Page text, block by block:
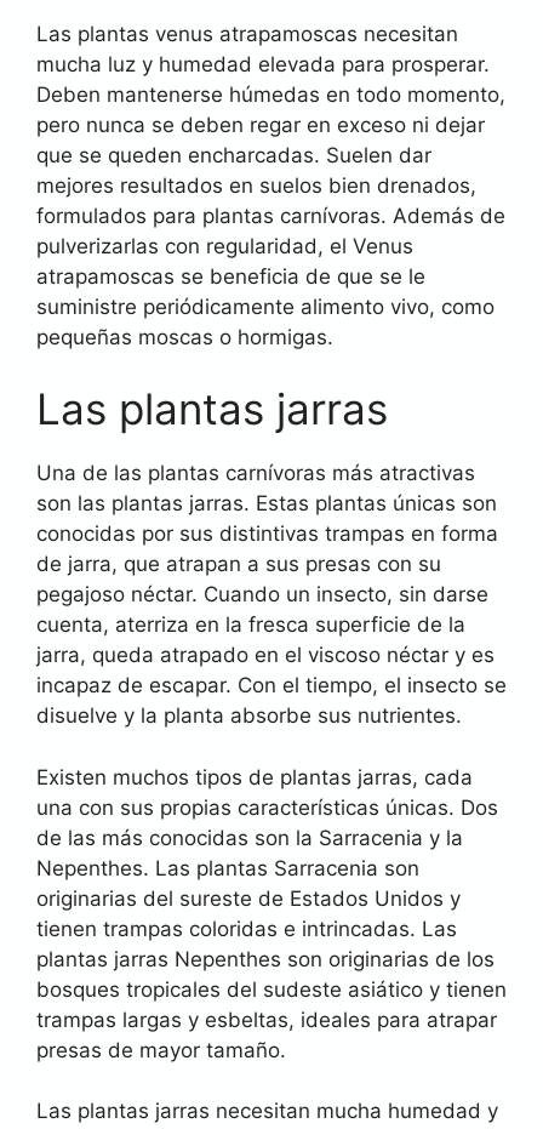
Las plantas venus atrapamoscas necesitan
mucha luz y humedad elevada para prosperar.
Deben mantenerse húmedas en todo momento,
pero nunca se deben regar en exceso ni dejar
que se queden encharcadas. Suelen dar
mejores resultados en suelos bien drenados,
formulados para plantas carnívoras. Además de
pulverizarlas con regularidad, el Venus
atrapamoscas se beneficia de que se le
suministre periódicamente alimento vivo, como
pequeñas moscas o hormigas.
Las plantas jarras
Una de las plantas carnívoras más atractivas
son las plantas jarras. Estas plantas únicas son
conocidas por sus distintivas trampas en forma
de jarra, que atrapan a sus presas con su
pegajoso néctar. Cuando un insecto, sin darse
cuenta, aterriza en la fresca superficie de la
jarra, queda atrapado en el viscoso néctar y es
incapaz de escapar. Con el tiempo, el insecto se
disuelve y la planta absorbe sus nutrientes.
Existen muchos tipos de plantas jarras, cada
una con sus propias características únicas. Dos
de las más conocidas son la Sarracenia y la
Nepenthes. Las plantas Sarracenia son
originarias del sureste de Estados Unidos y
tienen trampas coloridas e intrincadas. Las
plantas jarras Nepenthes son originarias de los
bosques tropicales del sudeste asiático y tienen
trampas largas y esbeltas, ideales para atrapar
presas de mayor tamaño.
Las plantas jarras necesitan mucha humedad y